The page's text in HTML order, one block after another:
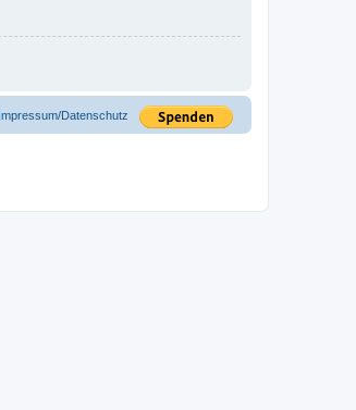
Impressum/Datenschutz